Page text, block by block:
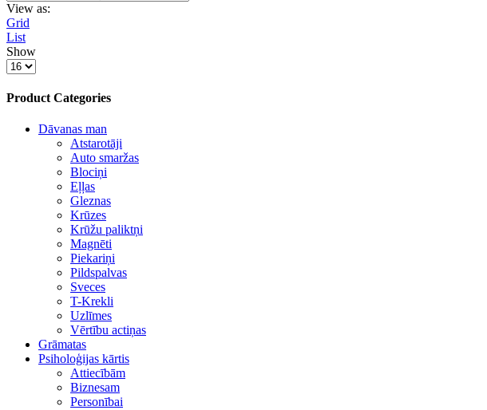
View as:
Grid
List
Show
Product Categories
Dāvanas man
Atstarotāji
Auto smaržas
Blociņi
Eļļas
Gleznas
Krūzes
Krūžu paliktņi
Magnēti
Piekariņi
Pildspalvas
Sveces
T-Krekli
Uzlīmes
Vērtību actiņas
Grāmatas
Psiholoģijas kārtis
Attiecībām
Biznesam
Personībai